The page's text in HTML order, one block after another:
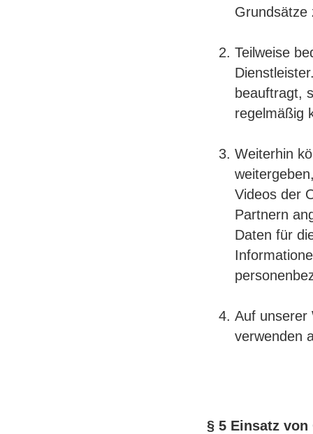
Grundsätze
Teilweise
beauftragt,
regelmäßig
Weiterhin
Videos der
Partnern
Daten für
Auf unserer
verwenden
§ 5 Einsatz